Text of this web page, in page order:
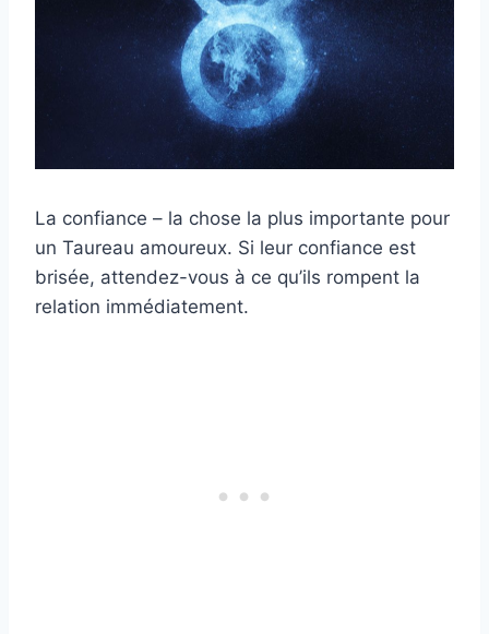
La confiance – la chose la plus importante pour
un Taureau amoureux. Si leur confiance est
brisée, attendez-vous à ce qu’ils rompent la
relation immédiatement.